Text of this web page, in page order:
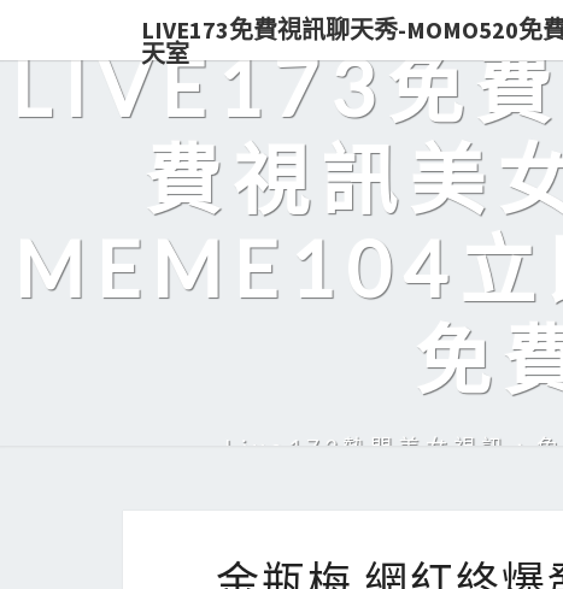
LIVE173免費視訊聊天秀-MOMO520免
天室
LIVE173免
費視訊美
MEME104
免
Live173熱門美女視訊，免